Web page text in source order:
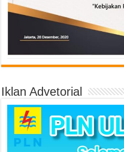
Iklan Advetorial